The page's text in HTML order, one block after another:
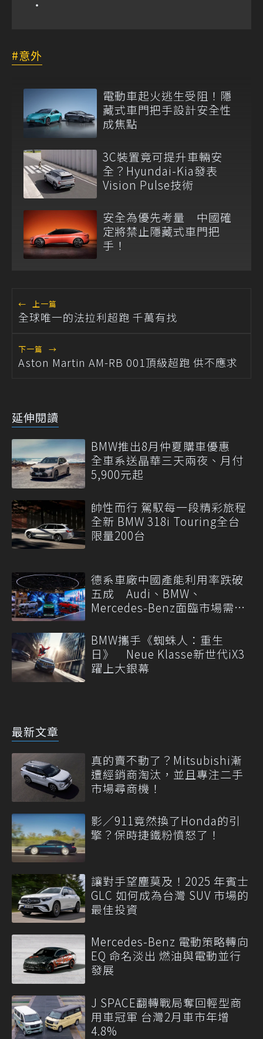
意外
電動車起火逃生受阻！隱
藏式車門把手設計安全性
成焦點
3C裝置竟可提升車輛安
全？Hyundai-Kia發表
Vision Pulse技術
安全為優先考量 中國確
定將禁止隱藏式車門把
手！
← 上一篇
全球唯一的法拉利超跑 千萬有找
下一篇 →
Aston Martin AM-RB 001頂級超跑 供不應求
延伸閱讀
BMW推出8月仲夏購車優惠
全車系送晶華三天兩夜、月付
5,900元起
帥性而行 駕馭每一段精彩旅程
全新 BMW 318i Touring全台
限量200台
德系車廠中國產能利用率跌破
五成 Audi、BMW、
Mercedes-Benz面臨市場需求
BMW攜手《蜘蛛人：重生
日》 Neue Klasse新世代iX3
躍上大銀幕
最新文章
真的賣不動了？Mitsubishi漸
遭經銷商淘汰，並且專注二手
市場尋商機！
影／911竟然換了Honda的引
擎？保時捷鐵粉憤怒了！
讓對手望塵莫及！2025 年賓士
GLC 如何成為台灣 SUV 市場的
最佳投資
Mercedes-Benz 電動策略轉向
EQ 命名淡出 燃油與電動並行
發展
J SPACE翻轉戰局奪回輕型商
用車冠軍 台灣2月車市年增
4.8%